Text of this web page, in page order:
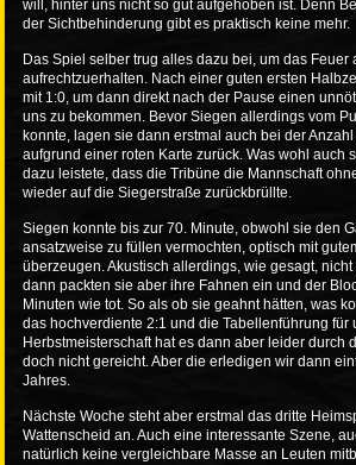
will, hinter uns nicht so gut aufgehoben ist. Denn
der Sichtbehinderung gibt es praktisch keine mehr.
Das Spiel selber trug alles dazu bei, um das Feuer
aufrechtzuerhalten. Nach einer guten ersten
mit 1:0, um dann direkt nach der Pause einen
uns zu bekommen. Bevor Siegen allerdings vom
konnte, lagen sie dann erstmal auch bei der
aufgrund einer roten Karte zurück. Was wohl auch
dazu leistete, dass die Tribüne die Mannschaft
wieder auf die Siegerstraße zurückbrüllte.
Siegen konnte bis zur 70. Minute, obwohl sie den
ansatzweise zu füllen vermochten, optisch mit
überzeugen. Akustisch allerdings, wie gesagt,
dann packten sie aber ihre Fahnen ein und der
Minuten wie tot. So als ob sie geahnt hätten, was
das hochverdiente 2:1 und die Tabellenführung für
Herbstmeisterschaft hat es dann aber leider durch
doch nicht gereicht. Aber die erledigen wir dann
Jahres.
Nächste Woche steht aber erstmal das dritte
Wattenscheid an. Auch eine interessante Szene,
natürlich keine vergleichbare Masse an Leuten